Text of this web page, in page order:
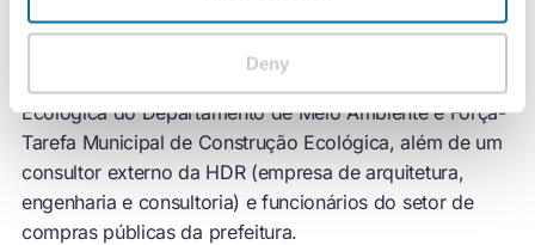
Deny
ecológicos" de São Francisco foi um esforço de
colaboração entre as equipes das seguintes entidades:
Zero Resíduos, Redução de Tóxicos e Construção
Ecológica do Departamento de Meio Ambiente e Força-
Tarefa Municipal de Construção Ecológica, além de um
consultor externo da HDR (empresa de arquitetura,
engenharia e consultoria) e funcionários do setor de
compras públicas da prefeitura.